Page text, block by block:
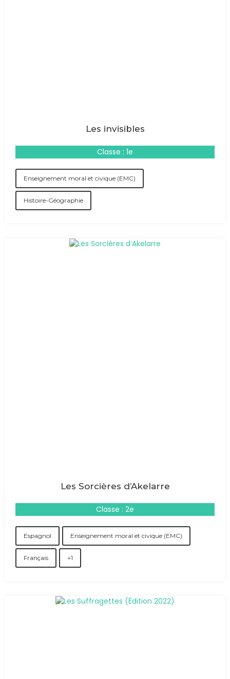
Les invisibles
Classe : 1e
Enseignement moral et civique (EMC)
Histoire-Géographie
Les Sorcières d’Akelarre
Classe : 2e
Espagnol Enseignement moral et civique (EMC)
Français +1